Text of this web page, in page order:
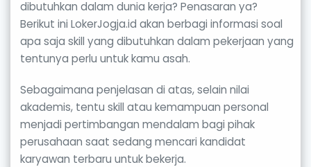
dibutuhkan dalam dunia kerja? Penasaran ya?
Berikut ini LokerJogja.id akan berbagi informasi soal
apa saja skill yang dibutuhkan dalam pekerjaan yang
tentunya perlu untuk kamu asah.
Sebagaimana penjelasan di atas, selain nilai
akademis, tentu skill atau kemampuan personal
menjadi pertimbangan mendalam bagi pihak
perusahaan saat sedang mencari kandidat
karyawan terbaru untuk bekerja.